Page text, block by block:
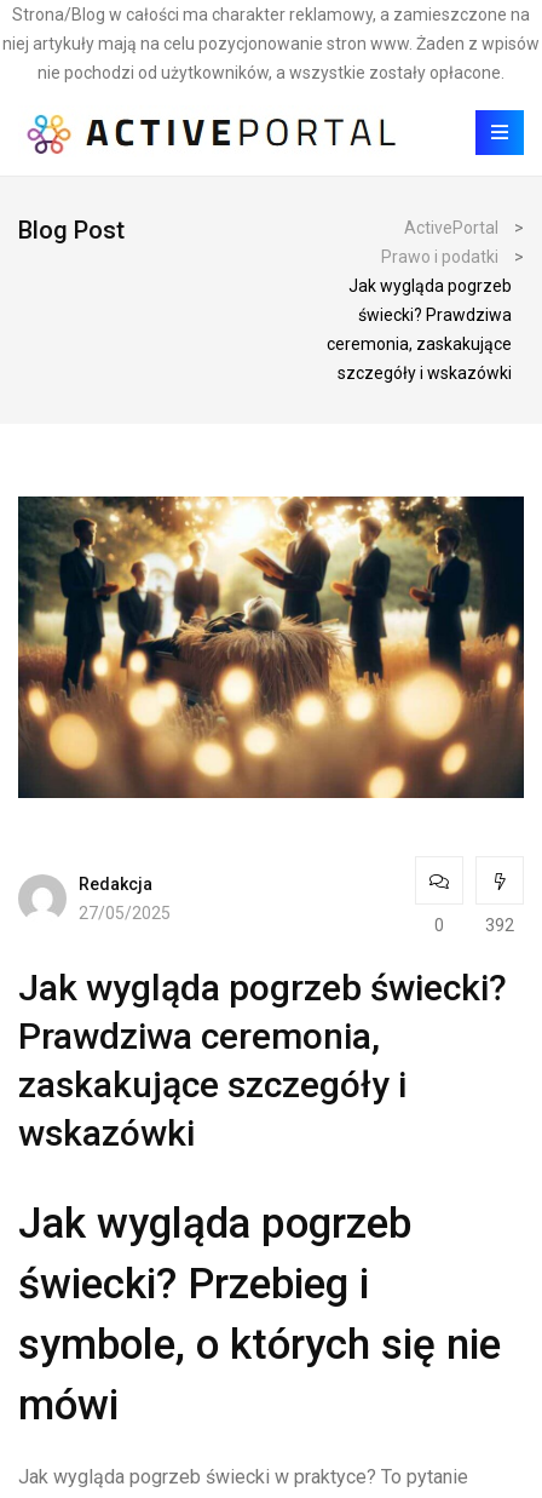
Strona/Blog w całości ma charakter reklamowy, a zamieszczone na
niej artykuły mają na celu pozycjonowanie stron www. Żaden z wpisów
nie pochodzi od użytkowników, a wszystkie zostały opłacone.
Blog Post ActivePortal
>
Prawo i podatki
>
Jak wygląda pogrzeb
świecki? Prawdziwa
ceremonia, zaskakujące
szczegóły i wskazówki
Redakcja
27/05/2025
0 392
Jak wygląda pogrzeb świecki?
Prawdziwa ceremonia,
zaskakujące szczegóły i
wskazówki
Jak wygląda pogrzeb
świecki? Przebieg i
symbole, o których się nie
mówi
Jak wygląda pogrzeb świecki w praktyce? To pytanie